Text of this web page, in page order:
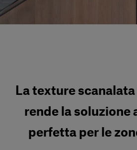
Accedi
La texture
rende la soluzione
perfetta per le